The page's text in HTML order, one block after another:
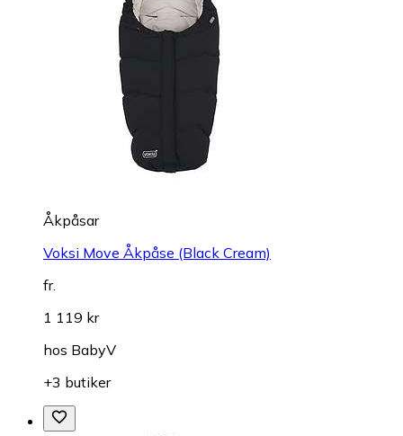
Åkpåsar
Voksi Move Åkpåse (Black Cream)
fr.
1 119 kr
hos BabyV
+3 butiker